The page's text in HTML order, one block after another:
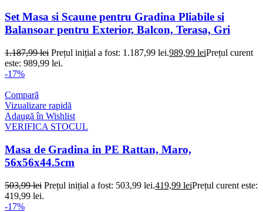
Set Masa si Scaune pentru Gradina Pliabile si
Balansoar pentru Exterior, Balcon, Terasa, Gri
1.187,99lei Prețul inițial a fost: 1.187,99 lei.989,99 leiPrețul curent
este: 989,99 lei.
-17%
Compară
Vizualizare rapidă
Adaugă în Wishlist
VERIFICA STOCUL
Masa de Gradina in PE Rattan, Maro,
56x56x44.5cm
503,99lei Prețul inițial a fost: 503,99 lei.419,99 leiPrețul curent este:
419,99 lei.
-17%